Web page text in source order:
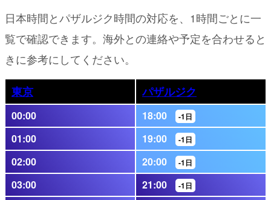
日本時間とパザルジク時間の対応を、1時間ごとに一
覧で確認できます。海外との連絡や予定を合わせると
きに参考にしてください。
東京 パザルジク
00:00 18:00 -1日
01:00 19:00 -1日
02:00 20:00 -1日
03:00 21:00 -1日